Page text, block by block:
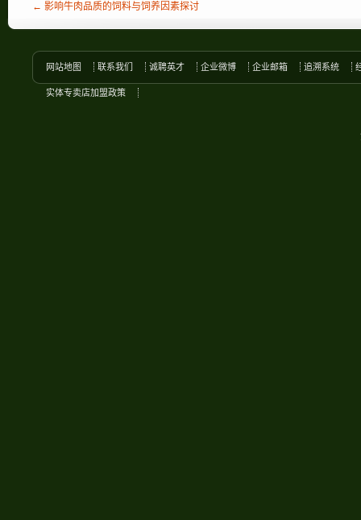
← 影响牛肉品质的饲料与饲养因素探讨
网站地图 联系我们 诚聘英才 企业微博 企业邮箱 追溯系统
实体专卖店加盟政策